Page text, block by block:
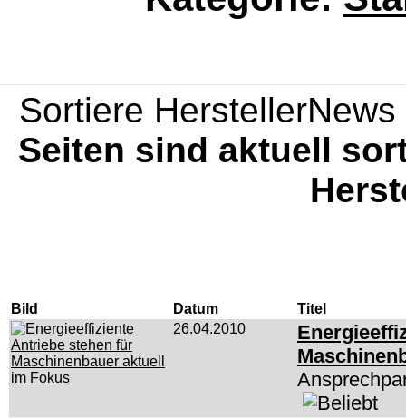
Sortiere
Seiten sind aktuell
Bild Datum
Titel
26.04.2010